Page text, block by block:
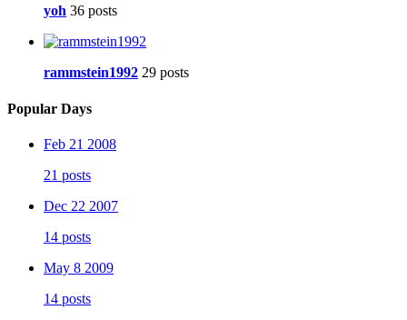
yoh 36 posts
rammstein1992 29 posts
Popular Days
Feb 21 2008
21 posts
Dec 22 2007
14 posts
May 8 2009
14 posts